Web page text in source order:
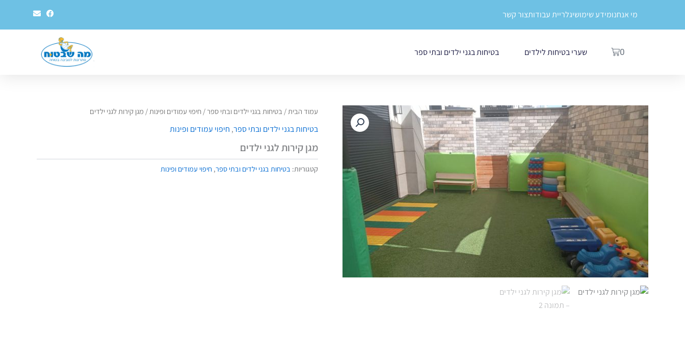
מי אנחנומידע שימושיגלריית עבודותצור קשר F
a
b
o
o
k
E
n
0
עגלת
שערי בטיחות לילדים בטיחות בגני ילדים ובתי ספר
עמוד הבית/ בטיחות בגני ילדים ובתי ספר/ חיפוי עמודים ופינות/ מגן קירות לגני ילדים
בטיחות בגני ילדים ובתי ספר, חיפוי עמודים ופינות
מגן קירות לגני ילדים
קטגוריות: בטיחות בגני ילדים ובתי ספר, חיפוי עמודים ופינות